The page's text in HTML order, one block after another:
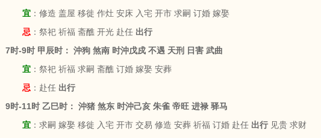
宜 ：修造 盖屋 移徙 作灶 安床 入宅 开市 求嗣 订婚 嫁娶
忌 ：祭祀 祈福 斋醮 开光 赴任 出行
7时-9时 甲辰时： 沖狗 煞南 时沖戊戍 不遇 天刑 日害 武曲
宜 ：祭祀 祈福 求嗣 斋醮 订婚 嫁娶 安葬
忌 ：赴任 出行
9时-11时 乙巳时： 沖猪 煞东 时沖己亥 朱雀 帝旺 进禄 驿马
宜 ：求嗣 嫁娶 移徙 入宅 开市 交易 修造 安葬 祈福 订婚 赴任 出行 见贵 求财